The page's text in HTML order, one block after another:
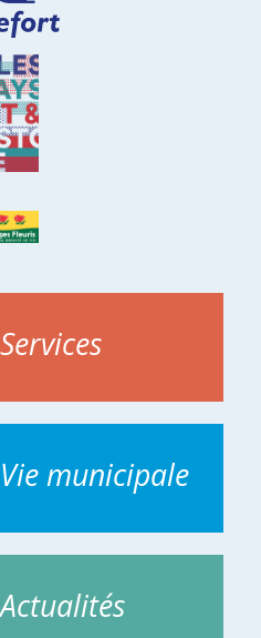
Services
Vie municipale
Actualités